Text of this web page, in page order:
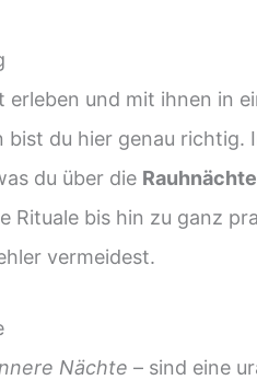
und mit ihnen in
bist du hier genau richtig.
du über die
Rituale bis hin zu ganz
vermeidest.
Nächte – sind eine